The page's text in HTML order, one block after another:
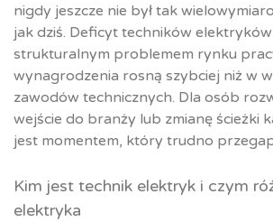
nigdy jeszcze nie był tak
jak dziś. Deficyt techników
strukturalnym problemem rynku
wynagrodzenia rosną szybciej niż w
zawodów technicznych. Dla osób
wejście do branży lub zmianę ścieżki
jest momentem, który trudno
Kim jest technik elektryk i czym
elektryka